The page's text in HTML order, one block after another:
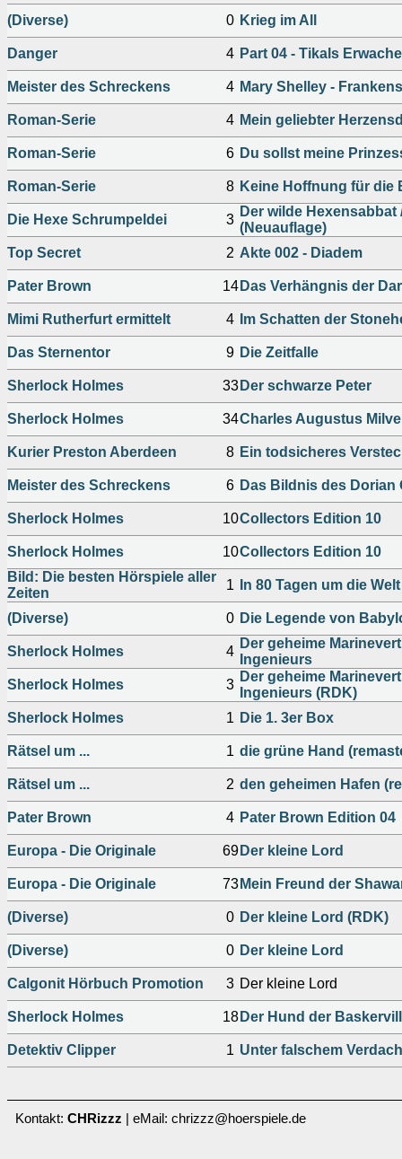
(Diverse) 0 Krieg im All
Danger 4 Part 04 - Tikals
Meister des Schreckens 4 Mary Shelley -
Roman-Serie 4 Mein geliebter
Roman-Serie 6 Du sollst meine
Roman-Serie 8 Keine Hoffnung für die
Die Hexe Schrumpeldei 3
Der wilde
(Neuauflage)
Top Secret
2 Akte 002 - Diadem
Pater Brown 14 Das Verhängnis der
Mimi Rutherfurt ermittelt 4 Im Schatten der
Das Sternentor 9 Die Zeitfalle
Sherlock Holmes 33 Der schwarze Peter
Sherlock Holmes 34Charles Augustus
Kurier Preston Aberdeen 8 Ein todsicheres
Meister des Schreckens 6 Das Bildnis des Dorian
Sherlock Holmes 10Collectors Edition 10
Sherlock Holmes 10Collectors Edition 10
Bild: Die besten Hörspiele aller
Zeiten
1 In 80 Tagen um die Welt
(Diverse) 0 Die Legende von
Sherlock Holmes 4
Der geheime
Ingenieurs
Sherlock Holmes
3
Der geheime
Ingenieurs (RDK)
Sherlock Holmes
1 Die 1. 3er Box
Rätsel um ... 1 die grüne Hand
Rätsel um ... 2 den geheimen Hafen
Pater Brown 4 Pater Brown Edition 04
Europa - Die Originale 69 Der kleine Lord
Europa - Die Originale 73 Mein Freund der
(Diverse) 0 Der kleine Lord (RDK)
(Diverse) 0 Der kleine Lord
Calgonit Hörbuch Promotion 3 Der kleine Lord
Sherlock Holmes 18 Der Hund der
Detektiv Clipper 1 Unter falschem
Kontakt: CHRizzz | eMail: chrizzz@hoerspiele.de